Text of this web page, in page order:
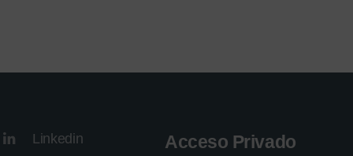
Linkedin
Acceso Privado